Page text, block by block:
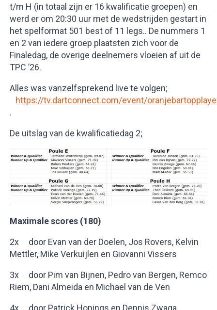
t/m H (in totaal zijn er 16 kwalificatie groepen) en
werd er om 20:30 uur met de wedstrijden gestart in
het spelformat 501 best of 11 legs.. De nummers 1
en 2 van iedere groep plaatsten zich voor de
Finaledag, de overige deelnemers vloeien af uit de
TPC ’26.
Alles was vanzelfsprekend live te volgen;
https://tv.dartconnect.com/event/
.
De uitslag van de kwalificatiedag 2;
Maximale scores (180)
2x door Evan van der Doelen, Jos Rovers, Kelvin
Mettler, Mike Verkuijlen en Giovanni Vissers
3x door Pim van Bijnen, Pedro van Bergen, Remco
Riem, Dani Almeida en Michael van de Ven
4x door Patrick Honings en Dennis Zwaga